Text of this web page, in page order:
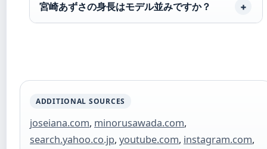
宮崎あずさの身長はモデル並みですか？
ADDITIONAL SOURCES
joseiana.com, minorusawada.com,
search.yahoo.co.jp, youtube.com, instagram.com,